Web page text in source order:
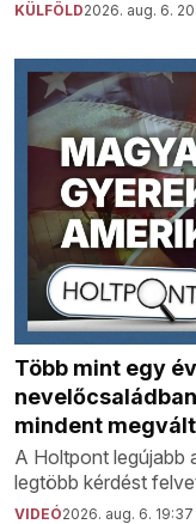
KÜLFÖLD2026. aug. 6.
Több mint egy
mindent
A Holtpont legújabb
legtöbb kérdést
VIDEÓ2026. aug. 6. 19:37